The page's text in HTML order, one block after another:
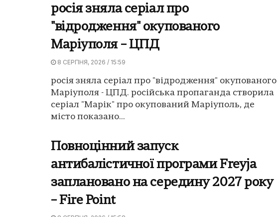
росія зняла серіал про
"відродження" окупованого
Маріуполя – ЦПД
8 СЕРПНЯ, 2026 / 15:59
росія зняла серіал про "відродження" окупованого
Маріуполя - ЦПД. російська пропаганда створила
серіал "Марік" про окупований Маріуполь, де
місто показано...
Повноцінний запуск
антибалістичної програми Freyja
заплановано на середину 2027 року
– Fire Point